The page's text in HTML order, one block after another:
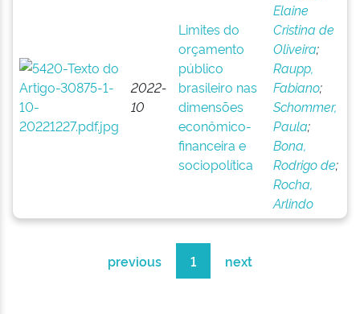
2022-
10
Limites do
orçamento
público
brasileiro nas
dimensões
econômico-
financeira e
sociopolítica
Elaine
Cristina de
Oliveira;
Raupp,
Fabiano;
Schommer,
Paula;
Bona,
Rodrigo de;
Rocha,
Arlindo
previous 1 next